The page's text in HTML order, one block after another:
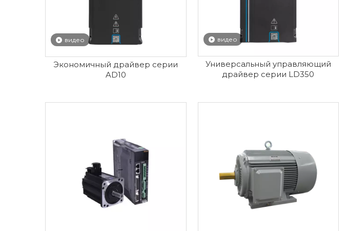
видео
Экономичный драйвер серии
AD10
видео
Универсальный управляющий
драйвер серии LD350